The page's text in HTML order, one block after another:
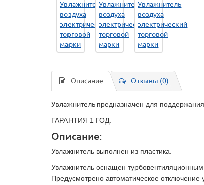
Описание Отзывы (0)
Увлажнитель предназначен для
ГАРАНТИЯ 1 ГОД.
Описание:
Увлажнитель выполнен из пластика.
Увлажнитель оснащен
Предусмотрено автоматическое отключение